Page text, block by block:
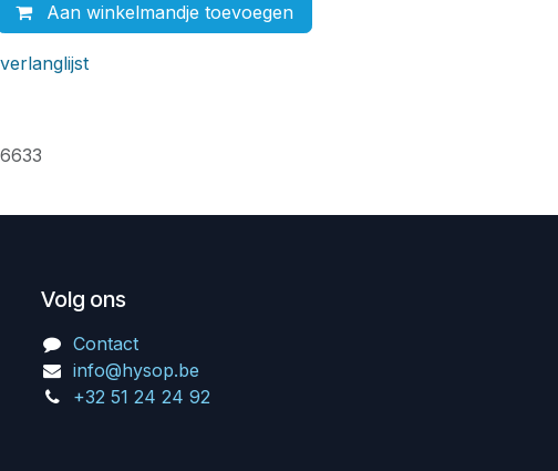
Aan winkelmandje toevoegen
6633
Volg ons
Contact
info@hysop.be
+32 51 24 24 92